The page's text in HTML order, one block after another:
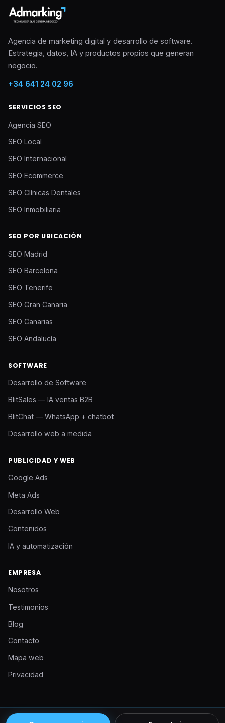
Agencia de marketing digital y desarrollo de software.
Estrategia, datos, IA y productos propios que generan
negocio.
+34 641 24 02 96
SERVICIOS SEO
Agencia SEO
SEO Local
SEO Internacional
SEO Ecommerce
SEO Clínicas Dentales
SEO Inmobiliaria
SEO POR UBICACIÓN
SEO Madrid
SEO Barcelona
SEO Tenerife
SEO Gran Canaria
SEO Canarias
SEO Andalucía
SOFTWARE
Desarrollo de Software
BlitSales — IA ventas B2B
BlitChat — WhatsApp + chatbot
Desarrollo web a medida
PUBLICIDAD Y WEB
Google Ads
Meta Ads
Desarrollo Web
Contenidos
IA y automatización
EMPRESA
Nosotros
Testimonios
Blog
Contacto
Mapa web
Privacidad